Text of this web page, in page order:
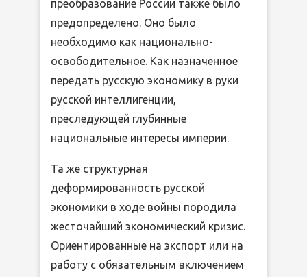
преобразование России также было
предопределено. Оно было
необходимо как национально-
освободительное. Как назначенное
передать русскую экономику в руки
русской интеллигенции,
преследующей глубинные
национальные интересы империи.
Та же структурная
деформированность русской
экономики в ходе войны породила
жесточайший экономический кризис.
Ориентированные на экспорт или на
работу с обязательным включением